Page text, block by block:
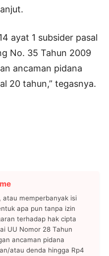
ayat 1 subsider pasal
No. 35 Tahun 2009
ancaman pidana
20 tahun,” tegasnya.
atau memperbanyak isi
apa pun tanpa izin
terhadap hak cipta
UU Nomor 28 Tahun
ancaman pidana
atau denda hingga Rp4